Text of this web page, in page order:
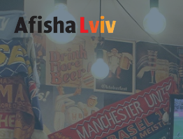
Перейти
до
вмісту